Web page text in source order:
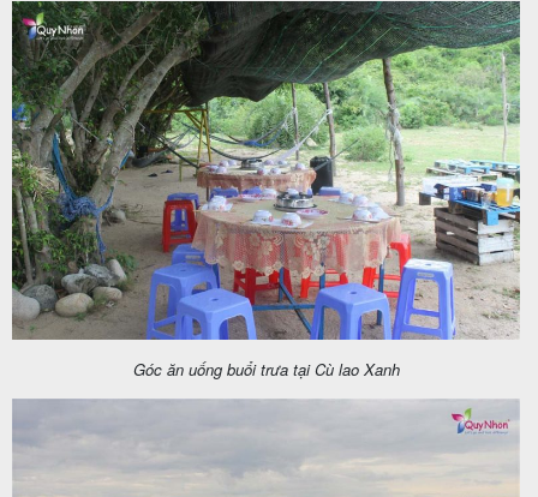
Góc ăn uống buổi trưa tại Cù lao Xanh